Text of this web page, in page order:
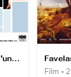
Le Journal intime d'un homme marié
Film •